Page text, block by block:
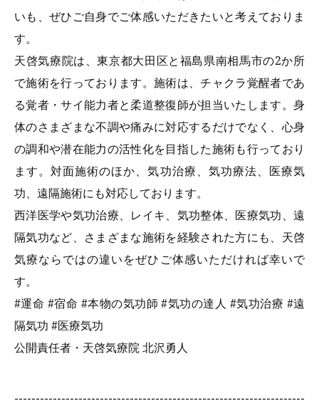
いも、ぜひご自身でご体感いただきたいと考えておりま
す。
天啓気療院は、東京都大田区と福島県南相馬市の2か所
で施術を行っております。施術は、チャクラ覚醒者であ
る覚者・サイ能力者と柔道整復師が担当いたします。身
体のさまざまな不調や痛みに対応するだけでなく、心身
の調和や潜在能力の活性化を目指した施術も行っており
ます。対面施術のほか、気功治療、気功療法、医療気
功、遠隔施術にも対応しております。
西洋医学や気功治療、レイキ、気功整体、医療気功、遠
隔気功など、さまざまな施術を経験された方にも、天啓
気療ならではの違いをぜひご体感いただければ幸いで
す。
#運命 #宿命 #本物の気功師 #気功の達人 #気功治療 #遠
隔気功 #医療気功
公開責任者・天啓気療院 北沢勇人
--------------------------------------------------------------------